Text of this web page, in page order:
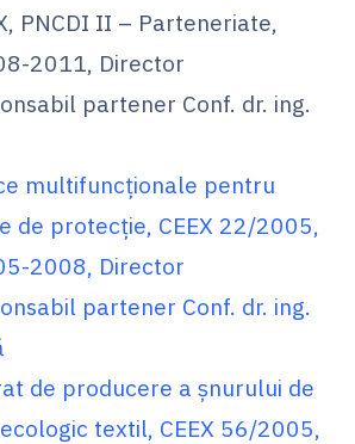
PNCDI II – Parteneriate,
2011, Director
partener Conf. dr. ing.
multifuncţionale pentru
de protecţie, CEEX 22/2005,
2008, Director
partener Conf. dr. ing.
de producere a şnurului de
textil, CEEX 56/2005,